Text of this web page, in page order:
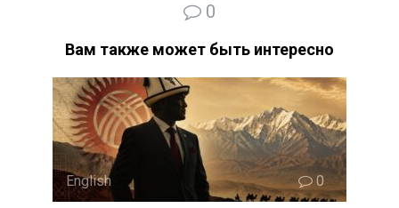
0
Вам также может быть интересно
English 0